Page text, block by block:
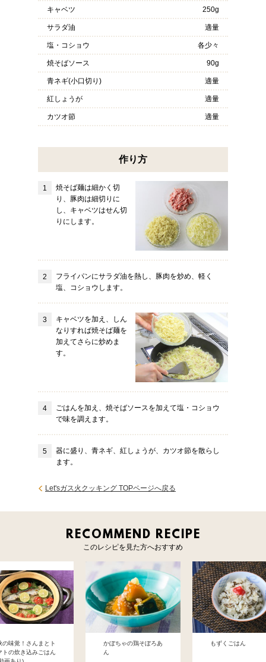
キャベツ 250g
サラダ油 適量
塩・コショウ 各少々
焼そばソース 90g
青ネギ(小口切り) 適量
紅しょうが 適量
カツオ節 適量
作り方
焼そば麺は細かく切
り、豚肉は細切りに
し、キャベツはせん切
りにします。
フライパンにサラダ油を熱し、豚肉を炒め、軽く
塩、コショウします。
キャベツを加え、しん
なりすれば焼そば麺を
加えてさらに炒めま
す。
ごはんを加え、焼そばソースを加えて塩・コショウ
で味を調えます。
器に盛り、青ネギ、紅しょうが、カツオ節を散らし
ます。
Let'sガス火クッキング TOPページへ戻る
RECOMMEND RECIPE
このレシピを見た方へおすすめ
の味覚！さんまとト
トの炊き込みごはん
かぼちゃの鶏そぼろあ
ん
もずくごはん